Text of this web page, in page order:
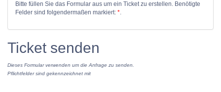
Bitte füllen Sie das Formular aus um ein Ticket zu erstellen. Benötigte
Felder sind folgendermaßen markiert: *.
Ticket senden
Dieses Formular verwenden um die Anfrage zu senden.
Pflichtfelder sind gekennzeichnet mit